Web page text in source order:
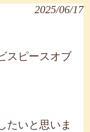
2025/06/17
スピースオブ
たいと思いま